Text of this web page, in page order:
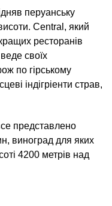
перуанську
Central, який
ресторанів
своїх
по гірському
індігріенти страв,
представлено
виноград для яких
4200 метрів над